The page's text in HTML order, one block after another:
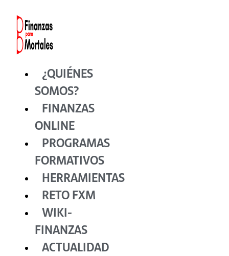
contenido
¿QUIÉNES
SOMOS?
FINANZAS
ONLINE
PROGRAMAS
FORMATIVOS
HERRAMIENTAS
RETO FXM
WIKI-
FINANZAS
ACTUALIDAD